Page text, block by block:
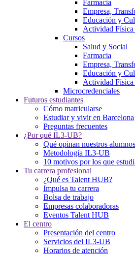
Farmacia
Empresa,
Educación y
Actividad
Cursos
Salud y Social
Farmacia
Empresa,
Educación y
Actividad
Microcredenciales
Futuros estudiantes
Cómo matricularse
Estudiar y vivir en Barcelona
Preguntas frecuentes
¿Por qué IL3-UB?
Qué opinan nuestros alumnos
Metodología IL3-UB
10 motivos por los que
Tu carrera profesional
¿Qué es Talent HUB?
Impulsa tu carrera
Bolsa de trabajo
Empresas colaboradoras
Eventos Talent HUB
El centro
Presentación del centro
Servicios del IL3-UB
Horarios de atención